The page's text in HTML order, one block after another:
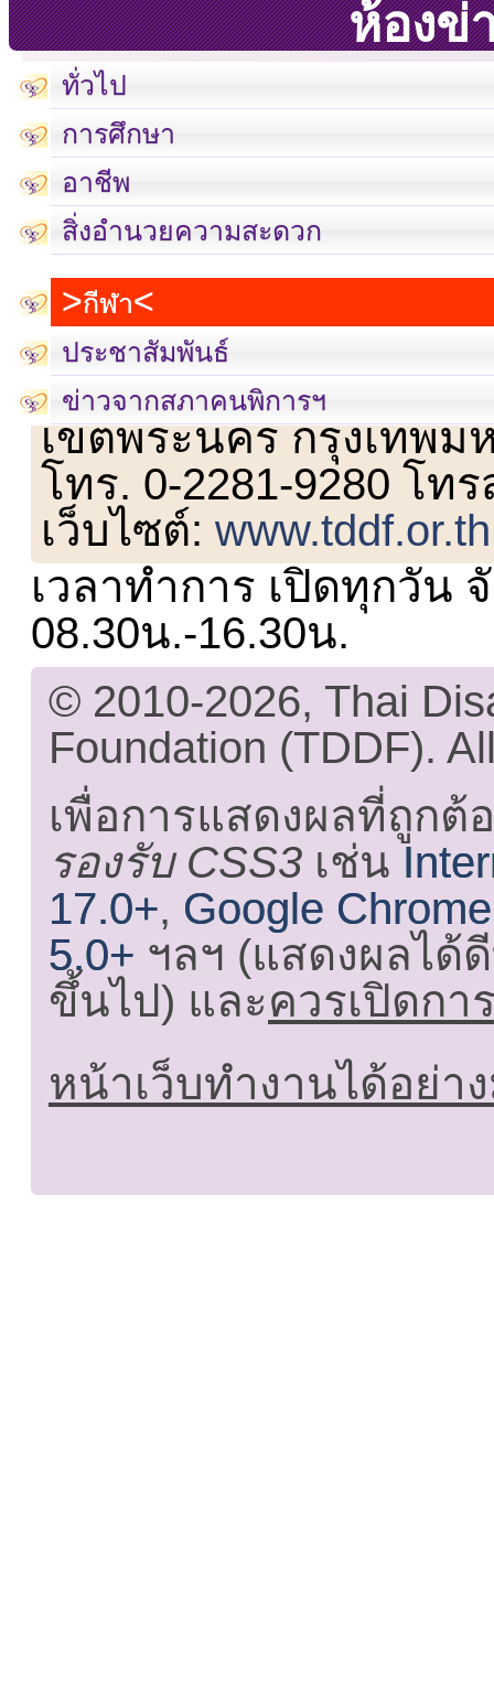
ห้องข่
ทั่วไป
การศึกษา
อาชีพ
สิ่งอำนวยความสะดวก
กีฬา
ประชาสัมพันธ์
ข่าวจากสภาคนพิการฯ
เลขที่ 23 ชั้น 2 ถนนวิ
เขตพระนคร กรุงเทพม
โทร. 0-2281-9280 โท
เว็บไซต์:www.tddf.or.th
เวลาทำการ เปิดทุกวัน
08.30น.-16.30น.
© 2010-2026, Thai
Foundation (TDDF).
เพื่อการแสดงผลที่ถูกต้
รองรับ CSS3 เช่น
17.0+, Google
5.0+ ฯลฯ (แสดงผลได้
ขึ้นไป) และควรเปิดกา
หน้าเว็บทำงานได้อย่า